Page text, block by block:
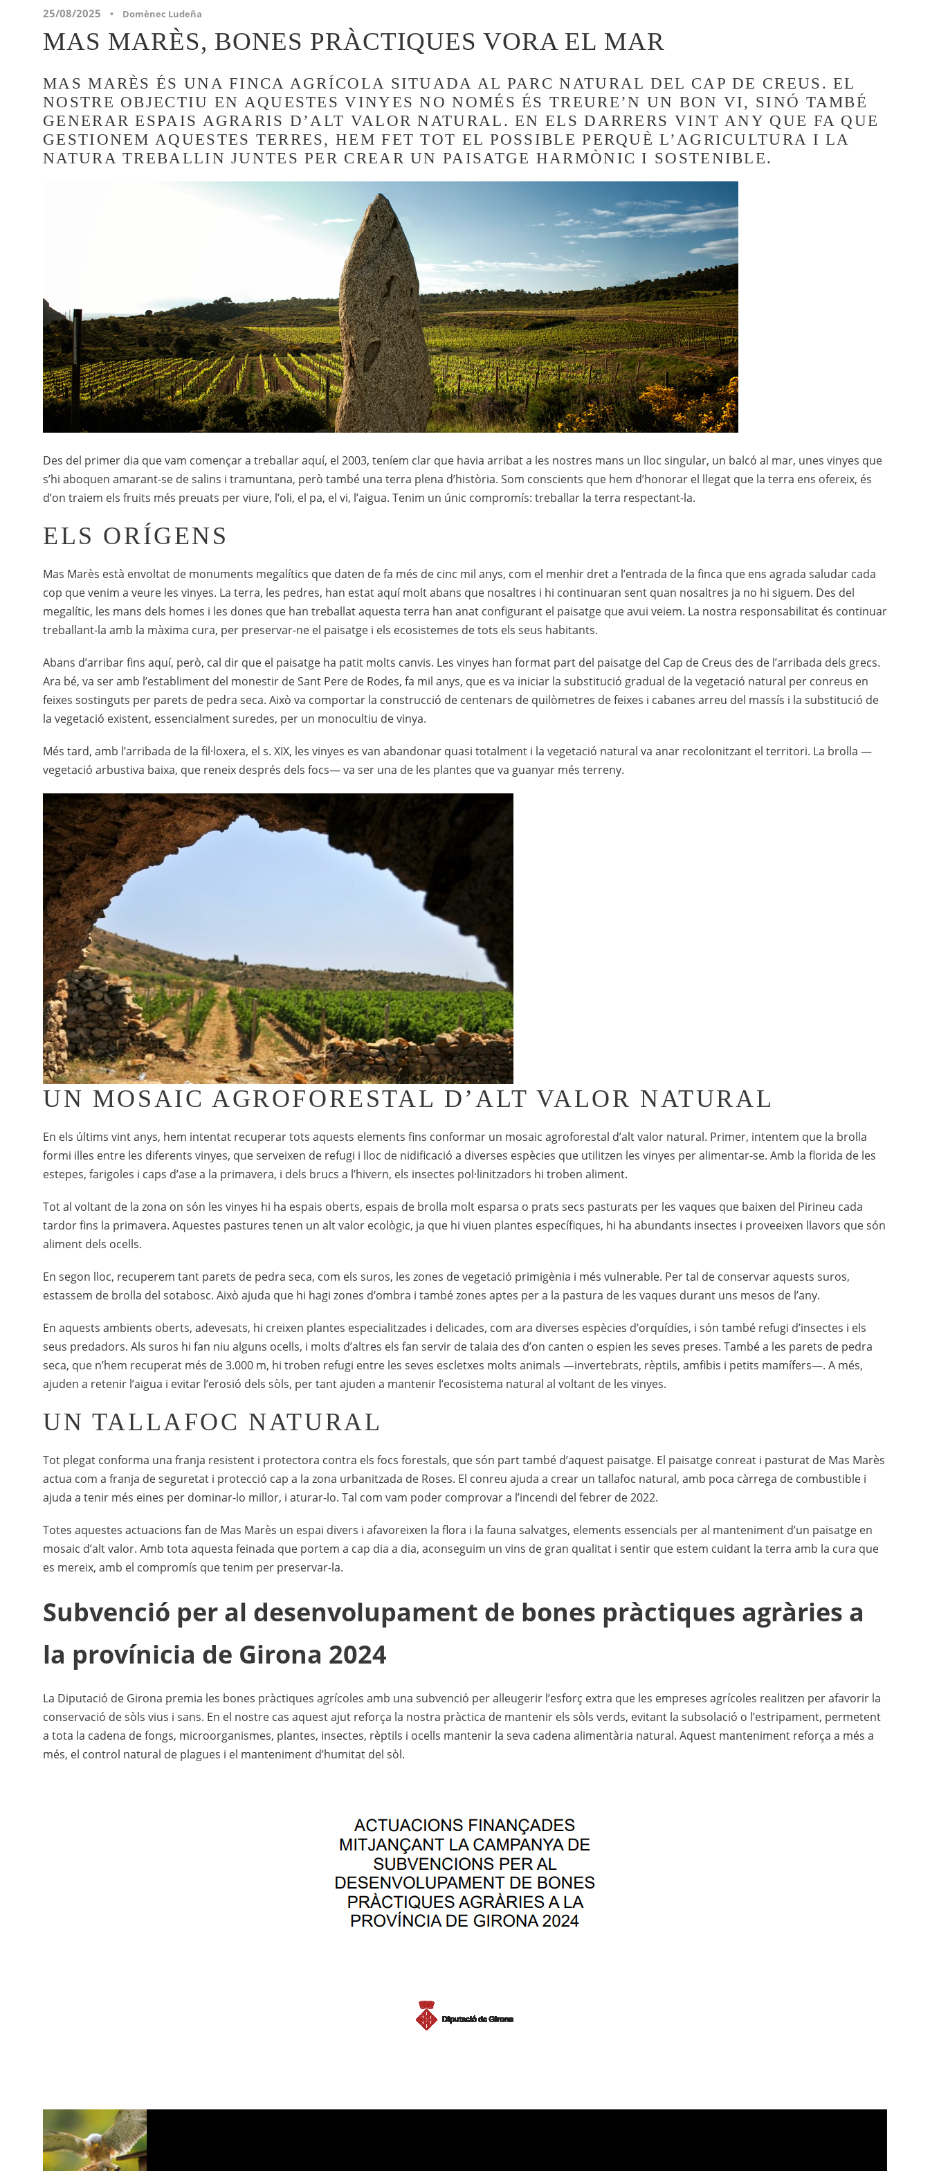
25/08/2025 • Domènec Ludeña
MAS MARÈS, BONES PRÀCTIQUES VORA EL MAR
MAS MARÈS ÉS UNA FINCA AGRÍCOLA SITUADA AL PARC NATURAL DEL CAP DE CREUS. EL
NOSTRE OBJECTIU EN AQUESTES VINYES NO NOMÉS ÉS TREURE’N UN BON VI, SINÓ TAMBÉ
GENERAR ESPAIS AGRARIS D’ALT VALOR NATURAL. EN ELS DARRERS VINT ANY QUE FA QUE
GESTIONEM AQUESTES TERRES, HEM FET TOT EL POSSIBLE PERQUÈ L’AGRICULTURA I LA
NATURA TREBALLIN JUNTES PER CREAR UN PAISATGE HARMÒNIC I SOSTENIBLE.
Des del primer dia que vam començar a treballar aquí, el 2003, teníem clar que havia arribat a les nostres mans un lloc singular, un balcó al mar, unes vinyes que
s’hi aboquen amarant-se de salins i tramuntana, però també una terra plena d’història. Som conscients que hem d’honorar el llegat que la terra ens ofereix, és
d’on traiem els fruits més preuats per viure, l’oli, el pa, el vi, l’aigua. Tenim un únic compromís: treballar la terra respectant-la.
ELS ORÍGENS
Mas Marès està envoltat de monuments megalítics que daten de fa més de cinc mil anys, com el menhir dret a l’entrada de la finca que ens agrada saludar cada
cop que venim a veure les vinyes. La terra, les pedres, han estat aquí molt abans que nosaltres i hi continuaran sent quan nosaltres ja no hi siguem. Des del
megalític, les mans dels homes i les dones que han treballat aquesta terra han anat configurant el paisatge que avui veiem. La nostra responsabilitat és continuar
treballant-la amb la màxima cura, per preservar-ne el paisatge i els ecosistemes de tots els seus habitants.
Abans d’arribar fins aquí, però, cal dir que el paisatge ha patit molts canvis. Les vinyes han format part del paisatge del Cap de Creus des de l’arribada dels grecs.
Ara bé, va ser amb l’establiment del monestir de Sant Pere de Rodes, fa mil anys, que es va iniciar la substitució gradual de la vegetació natural per conreus en
feixes sostinguts per parets de pedra seca. Això va comportar la construcció de centenars de quilòmetres de feixes i cabanes arreu del massís i la substitució de
la vegetació existent, essencialment suredes, per un monocultiu de vinya.
Més tard, amb l’arribada de la fil·loxera, el s. XIX, les vinyes es van abandonar quasi totalment i la vegetació natural va anar recolonitzant el territori. La brolla —
vegetació arbustiva baixa, que reneix després dels focs— va ser una de les plantes que va guanyar més terreny.
UN MOSAIC AGROFORESTAL D’ALT VALOR NATURAL
En els últims vint anys, hem intentat recuperar tots aquests elements fins conformar un mosaic agroforestal d’alt valor natural. Primer, intentem que la brolla
formi illes entre les diferents vinyes, que serveixen de refugi i lloc de nidificació a diverses espècies que utilitzen les vinyes per alimentar-se. Amb la florida de les
estepes, farigoles i caps d’ase a la primavera, i dels brucs a l’hivern, els insectes pol·linitzadors hi troben aliment.
Tot al voltant de la zona on són les vinyes hi ha espais oberts, espais de brolla molt esparsa o prats secs pasturats per les vaques que baixen del Pirineu cada
tardor fins la primavera. Aquestes pastures tenen un alt valor ecològic, ja que hi viuen plantes específiques, hi ha abundants insectes i proveeixen llavors que són
aliment dels ocells.
En segon lloc, recuperem tant parets de pedra seca, com els suros, les zones de vegetació primigènia i més vulnerable. Per tal de conservar aquests suros,
estassem de brolla del sotabosc. Això ajuda que hi hagi zones d’ombra i també zones aptes per a la pastura de les vaques durant uns mesos de l’any.
En aquests ambients oberts, adevesats, hi creixen plantes especialitzades i delicades, com ara diverses espècies d’orquídies, i són també refugi d’insectes i els
seus predadors. Als suros hi fan niu alguns ocells, i molts d’altres els fan servir de talaia des d’on canten o espien les seves preses. També a les parets de pedra
seca, que n’hem recuperat més de 3.000 m, hi troben refugi entre les seves escletxes molts animals —invertebrats, rèptils, amfibis i petits mamífers—. A més,
ajuden a retenir l’aigua i evitar l’erosió dels sòls, per tant ajuden a mantenir l’ecosistema natural al voltant de les vinyes.
UN TALLAFOC NATURAL
Tot plegat conforma una franja resistent i protectora contra els focs forestals, que són part també d’aquest paisatge. El paisatge conreat i pasturat de Mas Marès
actua com a franja de seguretat i protecció cap a la zona urbanitzada de Roses. El conreu ajuda a crear un tallafoc natural, amb poca càrrega de combustible i
ajuda a tenir més eines per dominar-lo millor, i aturar-lo. Tal com vam poder comprovar a l’incendi del febrer de 2022.
Totes aquestes actuacions fan de Mas Marès un espai divers i afavoreixen la flora i la fauna salvatges, elements essencials per al manteniment d’un paisatge en
mosaic d’alt valor. Amb tota aquesta feinada que portem a cap dia a dia, aconseguim un vins de gran qualitat i sentir que estem cuidant la terra amb la cura que
es mereix, amb el compromís que tenim per preservar-la.
Subvenció per al desenvolupament de bones pràctiques agràries a
la provínicia de Girona 2024
La Diputació de Girona premia les bones pràctiques agrícoles amb una subvenció per alleugerir l’esforç extra que les empreses agrícoles realitzen per afavorir la
conservació de sòls vius i sans. En el nostre cas aquest ajut reforça la nostra pràctica de mantenir els sòls verds, evitant la subsolació o l’estripament, permetent
a tota la cadena de fongs, microorganismes, plantes, insectes, rèptils i ocells mantenir la seva cadena alimentària natural. Aquest manteniment reforça a més a
més, el control natural de plagues i el manteniment d’humitat del sòl.